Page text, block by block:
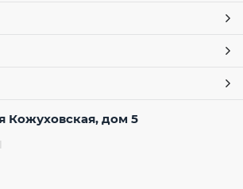
Кожуховская, дом 5